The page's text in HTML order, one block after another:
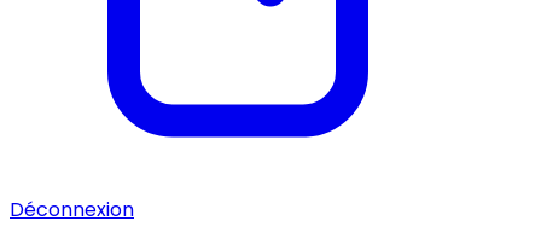
Déconnexion